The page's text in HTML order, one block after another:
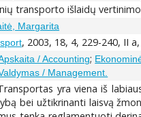
transporto išlaidų
Margarita
, 2003, 18, 4, 229-240, II
/ Accounting;
/ Management.
yra viena iš
bei užtikrinanti laisvą